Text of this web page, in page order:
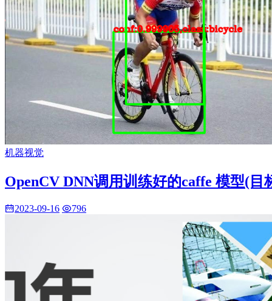
机器视觉
OpenCV DNN调用训练好的caffe 模型(目
2023-09-16 796